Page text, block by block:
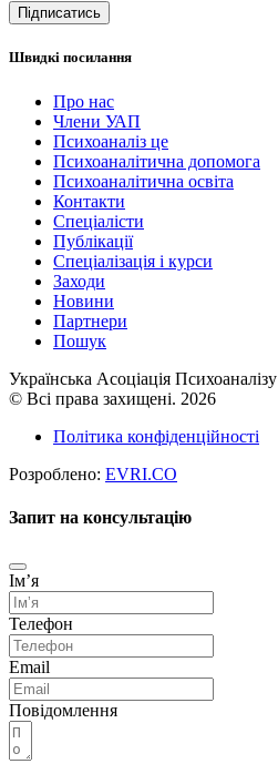
Підписатись
Швидкі посилання
Про нас
Члени УАП
Психоаналіз це
Психоаналітична допомога
Психоаналітична освіта
Контакти
Спеціалісти
Публікації
Cпеціалізація і курси
Заходи
Новини
Партнери
Пошук
Українська Асоціація Психоаналізу
© Всі права захищені. 2026
Політика конфіденційності
Розроблено: EVRI.CO
Запит на консультацію
Імʼя
Телефон
Email
Повідомлення